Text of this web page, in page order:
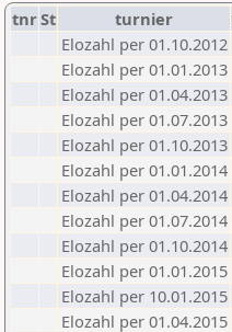
tnrSt turnier
Elozahl per 01.10.2012
Elozahl per 01.01.2013
Elozahl per 01.04.2013
Elozahl per 01.07.2013
Elozahl per 01.10.2013
Elozahl per 01.01.2014
Elozahl per 01.04.2014
Elozahl per 01.07.2014
Elozahl per 01.10.2014
Elozahl per 01.01.2015
Elozahl per 10.01.2015
Elozahl per 01.04.2015